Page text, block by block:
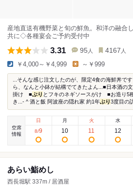
産地直送有機野菜と旬の鮮魚。和洋の融合
共に◇各種宴会ご予約受付中
3.31 95 人 4167 人
￥4,000～￥4,999 ～￥999
...そんな感じ注文したのが、限定4食の海鮮丼で
ら、なんと小鉢が結構でてきたよん...■日本酒の
掛け ■ぶり とフキのネギソースがけ ■お造り5
き...- ^ 酒と飯 阿波座の隠れ家 約1年ぶり3度目の
空席
情報
日
8/9
月
10
火
11
水
12
あらい鮨めし
西長堀駅 337m / 居酒屋